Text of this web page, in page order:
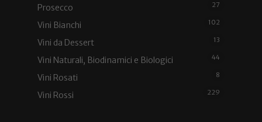
Prosecco 27
Vini Bianchi 102
Vini da Dessert 13
Vini Naturali, Biodinamici e Biologici 44
Vini Rosati 8
Vini Rossi 229